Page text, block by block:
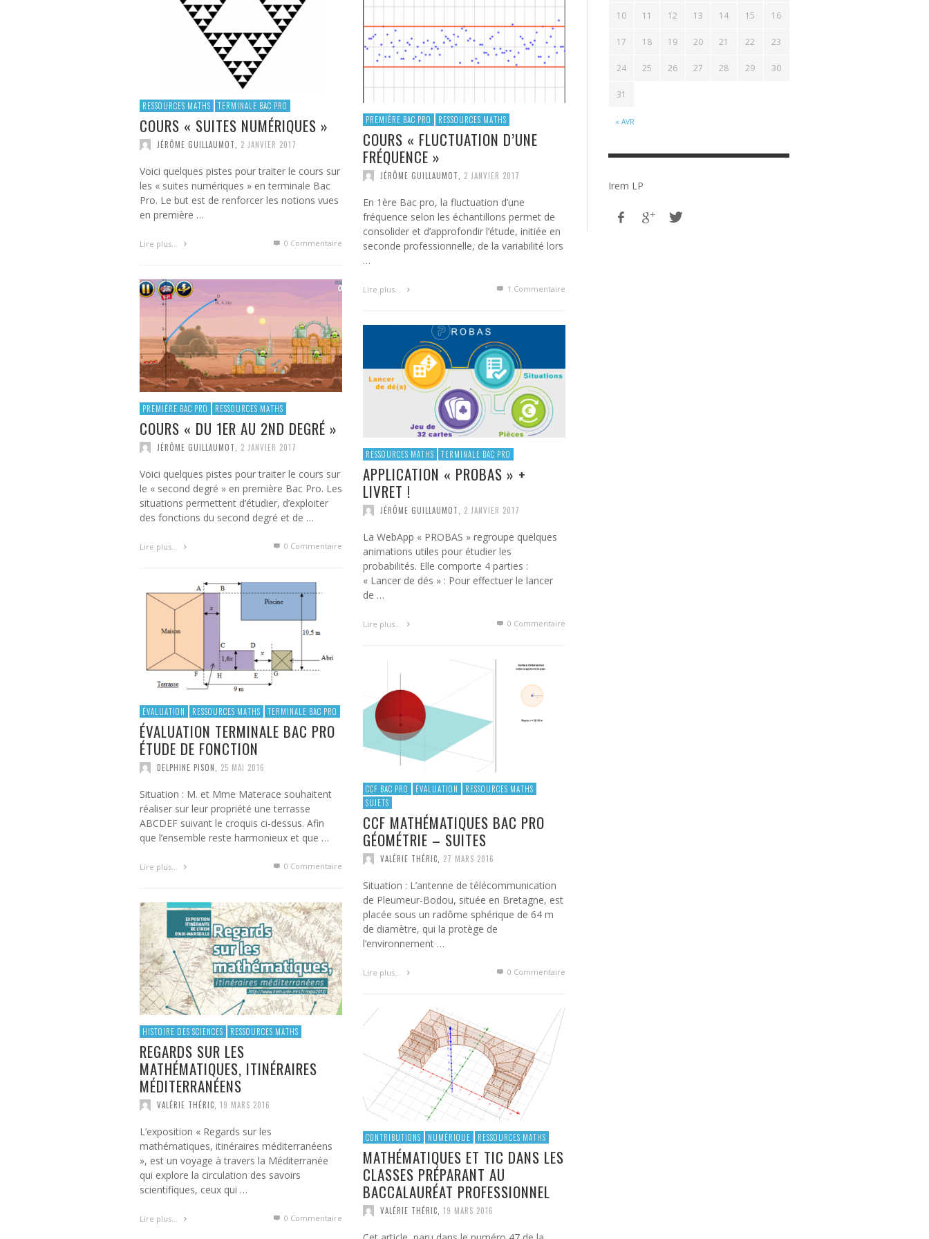
RESSOURCES MATHS TERMINALE BAC PRO
COURS « SUITES NUMÉRIQUES »
JÉRÔME GUILLAUMOT 2 JANVIER 2017
Voici quelques pistes pour traiter le cours sur
les « suites numériques » en terminale Bac
Pro. Le but est de renforcer les notions vues
en première …
Lire plus… 0 Commentaire
PREMIÈRE BAC PRO RESSOURCES MATHS
COURS « FLUCTUATION D’UNE
FRÉQUENCE »
JÉRÔME GUILLAUMOT 2 JANVIER 2017
En 1ère Bac pro, la fluctuation d’une
fréquence selon les échantillons permet de
consolider et d’approfondir l’étude, initiée en
seconde professionnelle, de la variabilité lors
…
Lire plus… 1 Commentaire
PREMIÈRE BAC PRO RESSOURCES MATHS
COURS « DU 1ER AU 2ND DEGRÉ »
JÉRÔME GUILLAUMOT 2 JANVIER 2017
Voici quelques pistes pour traiter le cours sur
le « second degré » en première Bac Pro. Les
situations permettent d’étudier, d’exploiter
des fonctions du second degré et de …
Lire plus… 0 Commentaire
RESSOURCES MATHS TERMINALE BAC PRO
APPLICATION « PROBAS » +
LIVRET !
JÉRÔME GUILLAUMOT 2 JANVIER 2017
La WebApp « PROBAS » regroupe quelques
animations utiles pour étudier les
probabilités. Elle comporte 4 parties :
« Lancer de dés » : Pour effectuer le lancer
de …
Lire plus… 0 Commentaire
ÉVALUATION RESSOURCES MATHS TERMINALE BAC PRO
ÉVALUATION TERMINALE BAC PRO
ÉTUDE DE FONCTION
DELPHINE PISON 25 MAI 2016
Situation : M. et Mme Materace souhaitent
réaliser sur leur propriété une terrasse
ABCDEF suivant le croquis ci-dessus. Afin
que l’ensemble reste harmonieux et que …
Lire plus… 0 Commentaire
CCF BAC PRO ÉVALUATION
RESSOURCES MATHS
SUJETS
CCF MATHÉMATIQUES BAC PRO
GÉOMÉTRIE – SUITES
VALÉRIE THÉRIC 27 MARS 2016
Situation : L’antenne de télécommunication
de Pleumeur-Bodou, située en Bretagne, est
placée sous un radôme sphérique de 64 m
de diamètre, qui la protège de
l’environnement …
Lire plus… 0 Commentaire
HISTOIRE DES SCIENCES RESSOURCES MATHS
REGARDS SUR LES
MATHÉMATIQUES, ITINÉRAIRES
MÉDITERRANÉENS
VALÉRIE THÉRIC 19 MARS 2016
L’exposition « Regards sur les
mathématiques, itinéraires méditerranéens
», est un voyage à travers la Méditerranée
qui explore la circulation des savoirs
scientifiques, ceux qui …
Lire plus… 0 Commentaire
CONTRIBUTIONS NUMÉRIQUE RESSOURCES MATHS
MATHÉMATIQUES ET TIC DANS LES
CLASSES PRÉPARANT AU
BACCALAURÉAT PROFESSIONNEL
VALÉRIE THÉRIC 19 MARS 2016
« AVR
10 11 12 13 14 15 16
17 18 19 20 21 22 23
24 25 26 27 28 29 30
31
Irem LP